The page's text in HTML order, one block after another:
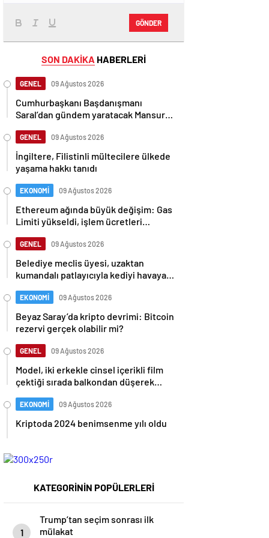
GÖNDER
SON DAKİKA HABERLERİ
GENEL 09 Ağustos 2026
Cumhurbaşkanı Başdanışmanı
Saral’dan gündem yaratacak Mansur
GENEL 09 Ağustos 2026
İngiltere, Filistinli mültecilere ülkede
yaşama hakkı tanıdı
EKONOMİ 09 Ağustos 2026
Ethereum ağında büyük değişim: Gas
Limiti yükseldi, işlem ücretleri
GENEL 09 Ağustos 2026
Belediye meclis üyesi, uzaktan
kumandalı patlayıcıyla kediyi havaya
EKONOMİ 09 Ağustos 2026
Beyaz Saray’da kripto devrimi: Bitcoin
rezervi gerçek olabilir mi?
GENEL 09 Ağustos 2026
Model, iki erkekle cinsel içerikli film
çektiği sırada balkondan düşerek
EKONOMİ 09 Ağustos 2026
Kriptoda 2024 benimsenme yılı oldu
KATEGORİNİN POPÜLERLERİ
1
Trump’tan seçim sonrası ilk
mülakat